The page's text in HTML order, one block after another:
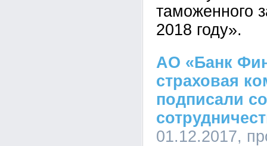
таможенного
2018 году».
АО «Банк
страховая
подписали
01.12.2017,